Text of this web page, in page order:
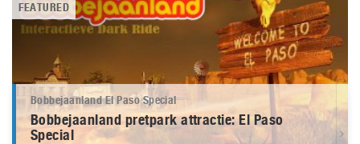
FEATURED
Bobbejaanland El Paso Special
Bobbejaanland pretpark attractie: El Paso
Special